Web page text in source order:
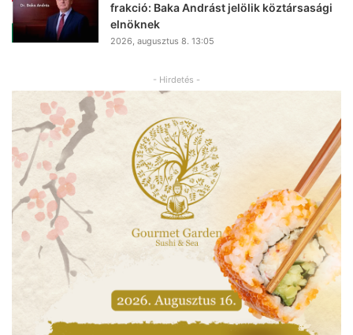
frakció: Baka Andrást jelölik köztársasági
elnöknek
2026, augusztus 8. 13:05
- Hirdetés -